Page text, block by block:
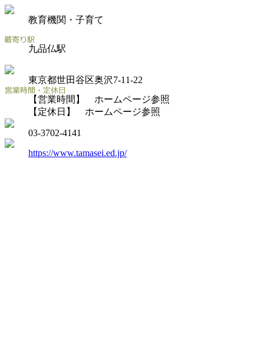
教育機関・子育て
九品仏駅
東京都世田谷区奥沢7-11-22
【営業時間】 ホームページ参照
【定休日】 ホームページ参照
03-3702-4141
https://www.tamasei.ed.jp/